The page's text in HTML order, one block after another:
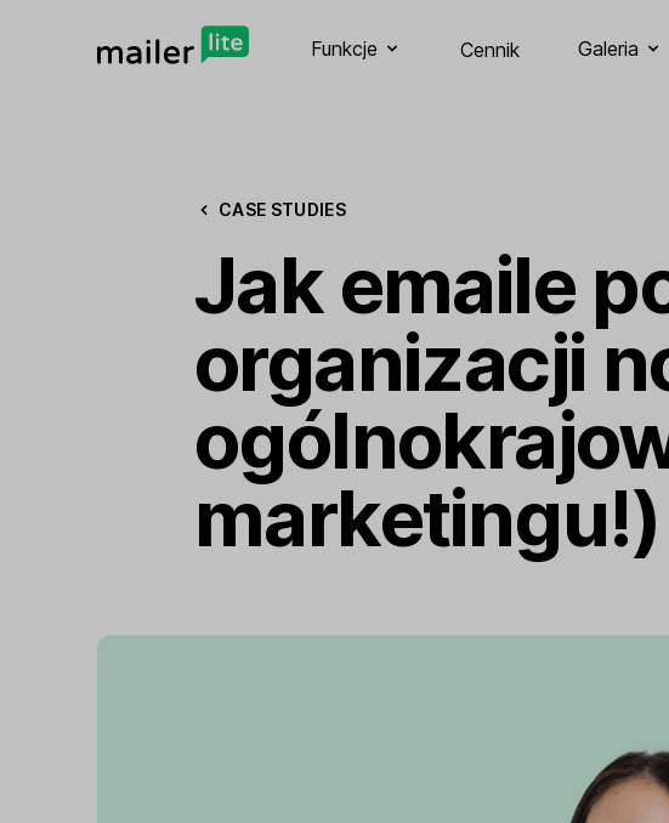
Funkcje Cennik Galeria
CASE STUDIES
Jak emaile
organizacji
marketingu!)